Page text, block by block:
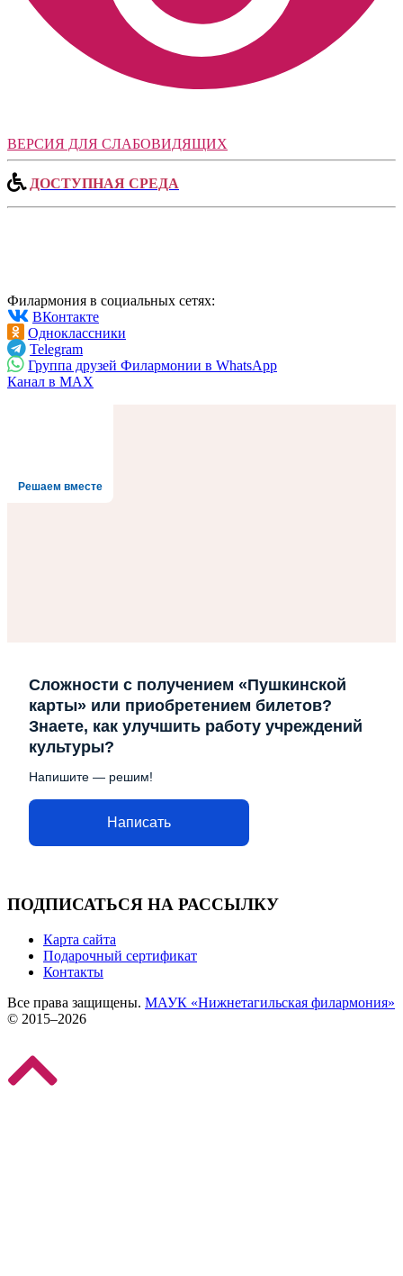
ВЕРСИЯ ДЛЯ СЛАБОВИДЯЩИХ
ДОСТУПНАЯ СРЕДА
Филармония в социальных сетях:
ВКонтакте
Одноклассники
Telegram
Группа друзей Филармонии в WhatsApp
Канал в MAX
Решаем вместе
Сложности с получением «Пушкинской
карты» или приобретением билетов?
Знаете, как улучшить работу учреждений
культуры?
Напишите — решим!
Написать
ПОДПИСАТЬСЯ НА РАССЫЛКУ
Карта сайта
Подарочный сертификат
Контакты
Все права защищены. МАУК «Нижнетагильская филармония»
© 2015–2026